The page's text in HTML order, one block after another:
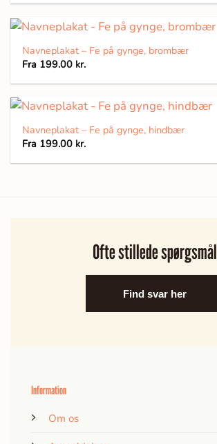
Navneplakat – Fe på gynge, brombær
Fra 199.00 kr.
Navneplakat – Fe på gynge, hindbær
Fra 199.00 kr.
Ofte stillede spørgsmål
Find svar her
Information
Om os